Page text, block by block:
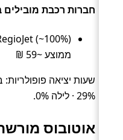
חברות רכבת מובילים
ממוצע ~59 ₪
29% · לילה 0%.
אוטובוס